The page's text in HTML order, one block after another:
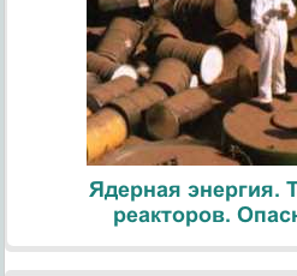
Ядерная энергия.
реакторов.